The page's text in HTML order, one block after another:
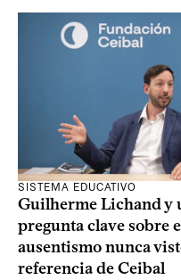
SISTEMA EDUCATIVO
Guilherme Lichand y
pregunta clave sobre
ausentismo nunca
referencia de Ceibal